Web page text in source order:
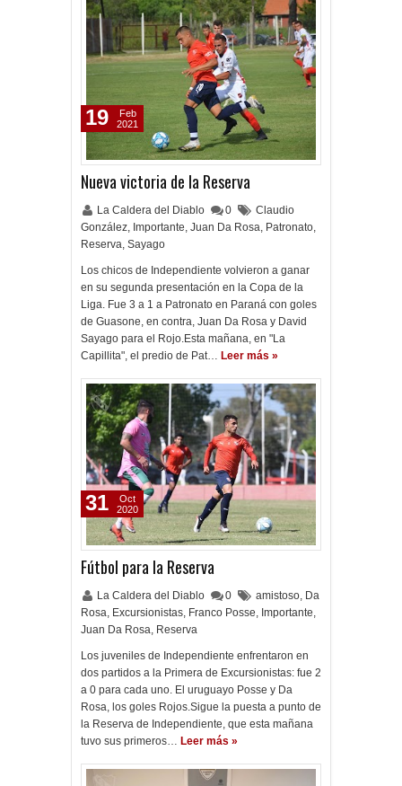
Nueva victoria de la Reserva
La Caldera del Diablo 0
Claudio
González, Importante, Juan Da Rosa, Patronato,
Reserva, Sayago
Los chicos de Independiente volvieron a ganar
en su segunda presentación en la Copa de la
Liga. Fue 3 a 1 a Patronato en Paraná con goles
de Guasone, en contra, Juan Da Rosa y David
Sayago para el Rojo.Esta mañana, en "La
Capillita", el predio de Pat… Leer más »
19
Feb
2021
Fútbol para la Reserva
La Caldera del Diablo 0 amistoso, Da
Rosa, Excursionistas, Franco Posse, Importante,
Juan Da Rosa, Reserva
Los juveniles de Independiente enfrentaron en
dos partidos a la Primera de Excursionistas: fue 2
a 0 para cada uno. El uruguayo Posse y Da
Rosa, los goles Rojos.Sigue la puesta a punto de
la Reserva de Independiente, que esta mañana
tuvo sus primeros… Leer más »
31
Oct
2020